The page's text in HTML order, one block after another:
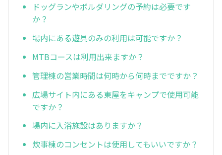
ドッグランやボルダリングの予約は必要です
か？
場内にある遊具のみの利用は可能ですか？
MTBコースは利用出来ますか？
管理棟の営業時間は何時から何時までですか？
広場サイト内にある東屋をキャンプで使用可能
ですか？
場内に入浴施設はありますか？
炊事棟のコンセントは使用してもいいですか？